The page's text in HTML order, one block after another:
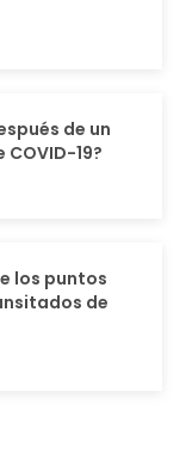
de un
19?
los puntos
de